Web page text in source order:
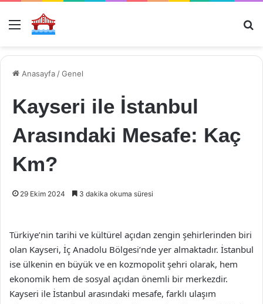
Menü
Anasayfa /Genel
Kayseri ile İstanbul
Arasındaki Mesafe: Kaç
Km?
29 Ekim 2024 3 dakika okuma süresi
Türkiye’nin tarihi ve kültürel açıdan zengin şehirlerinden biri
olan Kayseri, İç Anadolu Bölgesi’nde yer almaktadır. İstanbul
ise ülkenin en büyük ve en kozmopolit şehri olarak, hem
ekonomik hem de sosyal açıdan önemli bir merkezdir.
Kayseri ile İstanbul arasındaki mesafe, farklı ulaşım